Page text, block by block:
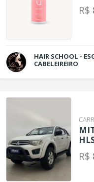
R$
HAIR SCHOOL -
CABELEIREIRO
R$